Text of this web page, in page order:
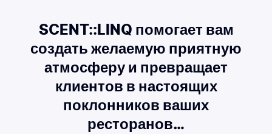
SCENT::LINQ помогает вам
создать желаемую приятную
атмосферу и превращает
клиентов в настоящих
поклонников ваших
ресторанов…